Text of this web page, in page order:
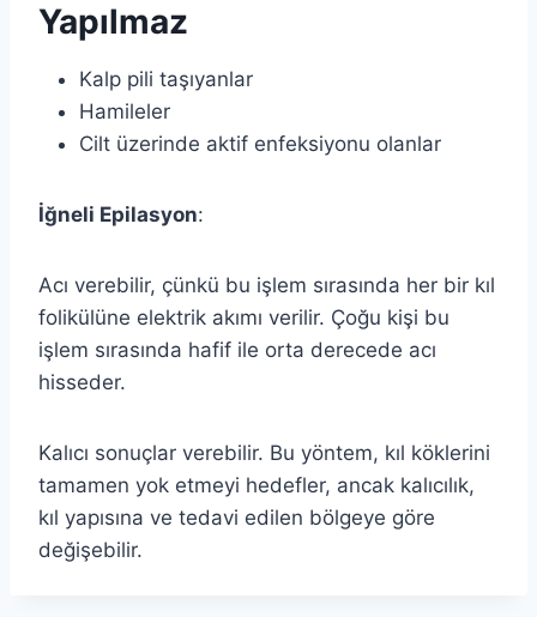
Yapılmaz
Kalp pili taşıyanlar
Hamileler
Cilt üzerinde aktif enfeksiyonu olanlar
İğneli Epilasyon:
Acı verebilir, çünkü bu işlem sırasında her bir kıl
folikülüne elektrik akımı verilir. Çoğu kişi bu
işlem sırasında hafif ile orta derecede acı
hisseder.
Kalıcı sonuçlar verebilir. Bu yöntem, kıl köklerini
tamamen yok etmeyi hedefler, ancak kalıcılık,
kıl yapısına ve tedavi edilen bölgeye göre
değişebilir.